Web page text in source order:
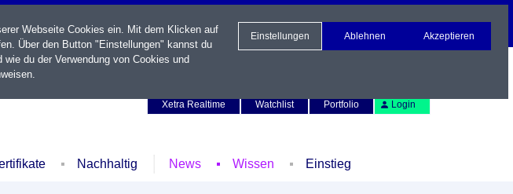
Xetra Realtime
Watchlist Portfolio Login
Nachhaltig News Wissen Einstieg
Webseite Cookies ein. Mit dem Klicken auf
Über den Button "Einstellungen" kannst du
du der Verwendung von Cookies und
.
Einstellungen Ablehnen Akzeptieren